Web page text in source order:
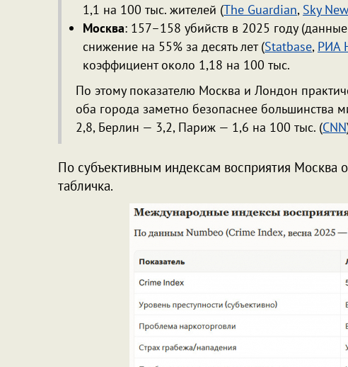
1,1 на 100 тыс. жителей (The Guardian, Sky
Москва: 157–158 убийств в 2025 году
снижение на 55% за десять лет (Statbase, РИА
коэффициент около 1,18 на 100 тыс.
По этому показателю Москва и Лондон
оба города заметно безопаснее
2,8, Берлин — 3,2, Париж — 1,6 на 100 тыс. (CNN
По субъективным индексам восприятия Москва
табличка.